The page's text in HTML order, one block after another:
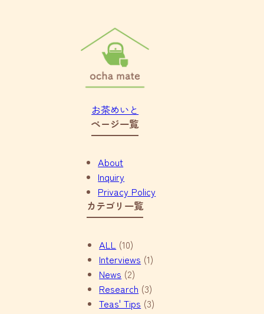
お茶めいと
ページ一覧
About
Inquiry
Privacy Policy
カテゴリ一覧
ALL (10)
Interviews (1)
News (2)
Research (3)
Teas' Tips (3)